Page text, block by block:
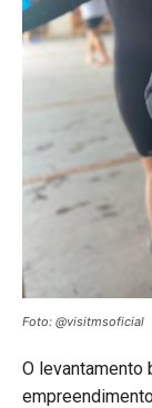
Foto: @visitmsoficial
O levantamento